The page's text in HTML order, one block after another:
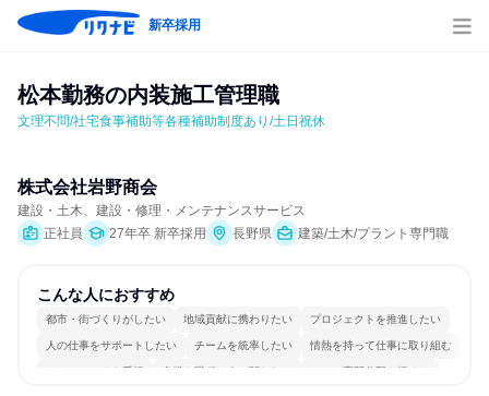
新卒採用
松本勤務の内装施工管理職
文理不問/社宅食事補助等各種補助制度あり/土日祝休
株式会社岩野商会
建設・土木、建設・修理・メンテナンスサービス
正社員
27年卒 新卒採用 長野県 建築/土木/プラント専門職
こんな人におすすめ
都市・街づくりがしたい 地域貢献に携わりたい プロジェクトを推進したい
人の仕事をサポートしたい チームを統率したい 情熱を持って仕事に取り組む
チームワークを重視 多様な職種の人と関われる 一つの専門分野を極める